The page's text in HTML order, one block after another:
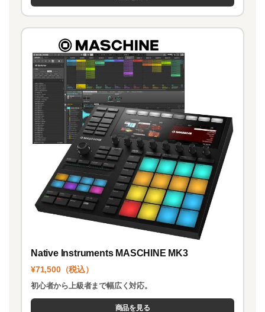
Native Instruments MASCHINE MK3
¥71,500（税込）
初心者から上級者まで幅広く対応。
商品を見る